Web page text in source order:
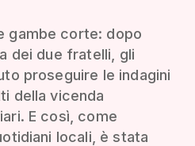
gambe corte: dopo
dei due fratelli, gli
proseguire le indagini
della vicenda
E così, come
locali, è stata